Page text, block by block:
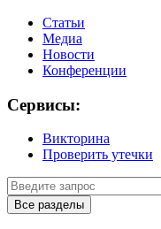
Статьи
Медиа
Новости
Конференции
Сервисы:
Викторина
Проверить утечки
Все разделы